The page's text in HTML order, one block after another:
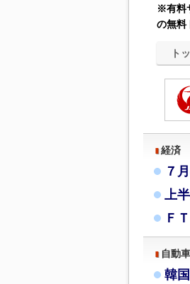
※有料
の無料
ト
経済
７
上
Ｆ
自動
韓